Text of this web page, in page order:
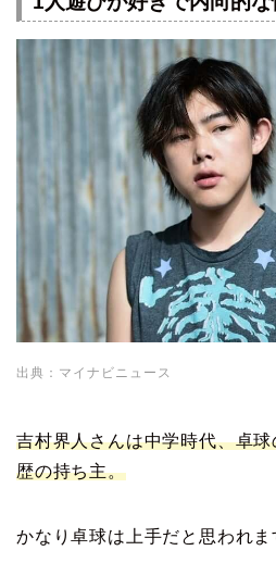
出典：マイナビニュース
吉村界人さんは中学時代、卓
歴の持ち主。
かなり卓球は上手だと思われま